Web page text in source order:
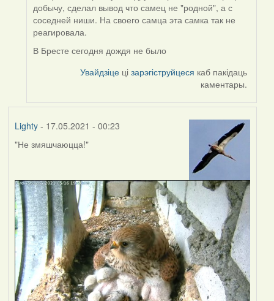
by
Lighty
добычу, сделал вывод что самец не "родной", а с
соседней ниши. На своего самца эта самка так не
реагировала.
В Бресте сегодня дождя не было
Увайдзіце цізарэгіструйцеся каб пакідаць
каментары.
Lighty- 17.05.2021 - 00:23
"Не змяшчаюцца!"